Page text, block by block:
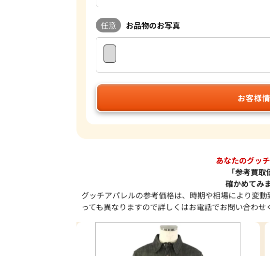
任意 お品物のお写真
お客様
あなたのグッ
「参考買
確かめてみ
グッチアパレルの参考価格は、時期や相場により変
っても異なりますので詳しくはお電話でお問い合わせ